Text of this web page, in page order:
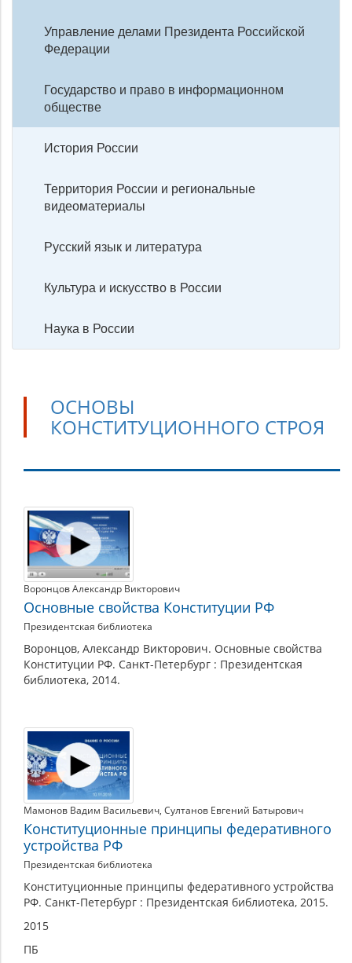
Управление делами Президента Российской
Федерации
Государство и право в информационном
обществе
История России
Территория России и региональные
видеоматериалы
Русский язык и литература
Культура и искусство в России
Наука в России
ОСНОВЫ
КОНСТИТУЦИОННОГО СТРОЯ
Основы
конституционного
строя
Воронцов Александр Викторович
Основные свойства Конституции РФ
Президентская библиотека
Воронцов, Александр Викторович. Основные свойства
Конституции РФ. Санкт-Петербург : Президентская
библиотека, 2014.
Мамонов Вадим Васильевич, Султанов Евгений Батырович
Конституционные принципы федеративного
устройства РФ
Президентская библиотека
Конституционные принципы федеративного устройства
РФ. Санкт-Петербург : Президентская библиотека, 2015.
2015
ПБ